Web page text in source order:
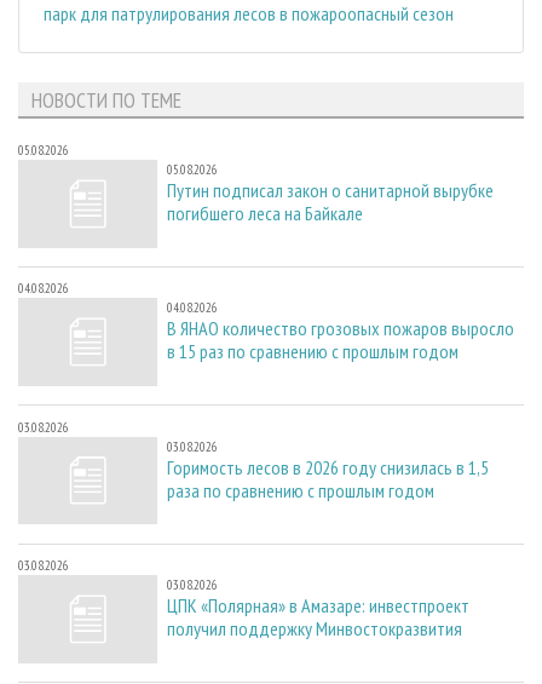
парк для патрулирования лесов в пожароопасный сезон
НОВОСТИ ПО ТЕМЕ
05.08.2026
05.08.2026
Путин подписал закон о санитарной вырубке
погибшего леса на Байкале
04.08.2026
04.08.2026
В ЯНАО количество грозовых пожаров выросло
в 15 раз по сравнению с прошлым годом
03.08.2026
03.08.2026
Горимость лесов в 2026 году снизилась в 1,5
раза по сравнению с прошлым годом
03.08.2026
03.08.2026
ЦПК «Полярная» в Амазаре: инвестпроект
получил поддержку Минвостокразвития